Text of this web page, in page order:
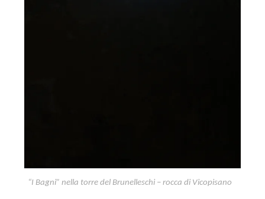
“I Bagni” nella torre del Brunelleschi – rocca di Vicopisano